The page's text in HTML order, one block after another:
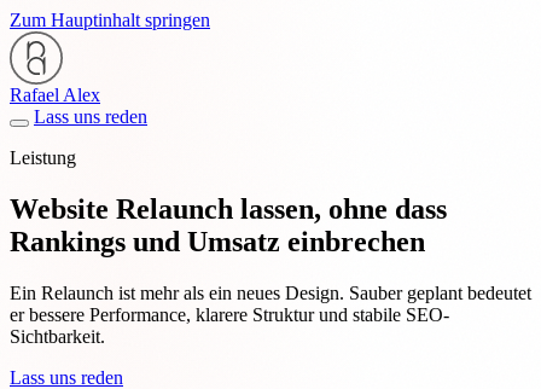
Zum Hauptinhalt springen
Rafael Alex
Lass uns reden
Leistung
Website Relaunch lassen, ohne dass
Rankings und Umsatz einbrechen
Ein Relaunch ist mehr als ein neues Design. Sauber geplant bedeutet
er bessere Performance, klarere Struktur und stabile SEO-
Sichtbarkeit.
Lass uns reden